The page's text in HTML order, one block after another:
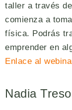
taller a través
comienza a
física. Podrás
emprender en
Enlace al
Nadia